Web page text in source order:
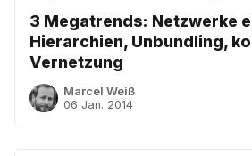
3 Megatrends: Netzwerke
Hierarchien, Unbundling,
Vernetzung
Marcel Weiß
06 Jan. 2014